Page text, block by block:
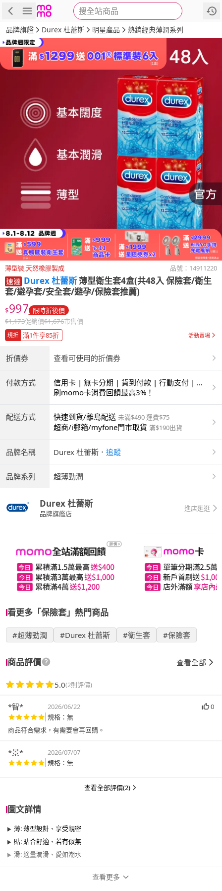
搜全站商品
商品 評價 詳情
品牌旗艦 Durex 杜蕾斯 明星產品 熱銷經典薄潤系列
薄型裝,天然橡膠製成 品號： 14911220
Durex 杜蕾斯薄型衛生套4盒(共48入 保險套/衛生
套/避孕套/安全套/避孕/保險套推薦)
$997 限時折後價
$1,173促銷價$1,676市售價
現折 滿1件享85折 活動賣場
折價券 查看可使用的折價券
付款方式
信用卡 | 無卡分期 | 貨到付款 | 行動支付 | 超
商付款 | ATM | 銀聯卡
刷momo卡消費回饋最高3%！
配送方式 快速到貨/離島配送 未滿$490 運費$75
超商/i郵箱/myfone門市取貨 滿$190出貨
品牌名稱 Durex 杜蕾斯 ． 追蹤
品牌系列 超薄勁潤
Durex 杜蕾斯
品牌旗艦店
進店逛逛
看更多「保險套」熱門商品
#超薄勁潤 #Durex 杜蕾斯 #衛生套 #保險套
商品評價 查看全部
5.0(2則評價)
*智* 2026/06/22
0
規格：無
商品符合需求，有需要會再回購。
*景*
2026/07/07
規格：無
查看全部評價(2)
圖文詳情
薄: 薄型設計、享受親密
貼: 貼合舒適、若有似無
滑: 適量潤滑、愛如潮水
查看更多